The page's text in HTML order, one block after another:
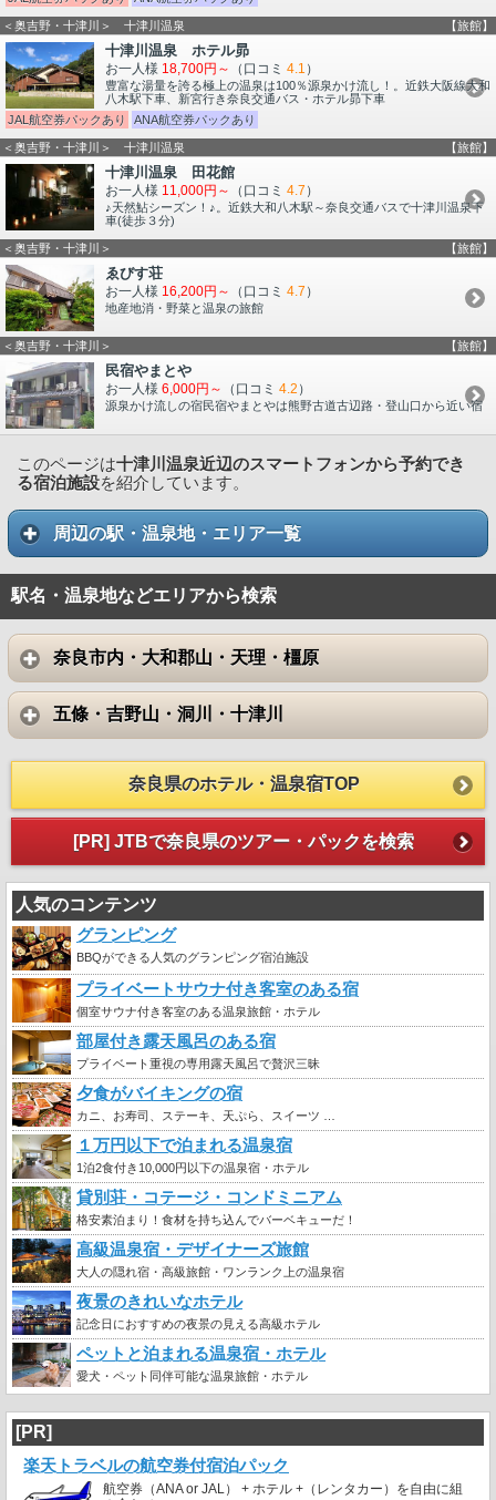
＜奥吉野・十津川＞ 十津川温泉 【旅館】
十津川温泉 ホテル昴
お一人様 18,700円～ （口コミ 4.1 ）
豊富な湯量を誇る極上の温泉は100％源泉かけ流し！。近鉄大阪線大和
八木駅下車、新宮行き奈良交通バス・ホテル昴下車
JAL航空券パックあり
ANA航空券パックあり
＜奥吉野・十津川＞ 十津川温泉 【旅館】
十津川温泉 田花館
お一人様 11,000円～ （口コミ 4.7 ）
♪天然鮎シーズン！♪。近鉄大和八木駅～奈良交通バスで十津川温泉下
車(徒歩３分)
＜奥吉野・十津川＞ 【旅館】
ゑびす荘
お一人様 16,200円～ （口コミ 4.7 ）
地産地消・野菜と温泉の旅館
＜奥吉野・十津川＞ 【旅館】
民宿やまとや
お一人様 6,000円～ （口コミ 4.2 ）
源泉かけ流しの宿民宿やまとやは熊野古道古辺路・登山口から近い宿
このページは十津川温泉近辺のスマートフォンから予約でき
る宿泊施設を紹介しています。
周辺の駅・温泉地・エリア一覧
駅名・温泉地などエリアから検索
奈良市内・大和郡山・天理・橿原
五條・吉野山・洞川・十津川
奈良県のホテル・温泉宿TOP
[PR] JTBで奈良県のツアー・パックを検索
人気のコンテンツ
グランピング
BBQができる人気のグランピング宿泊施設
プライベートサウナ付き客室のある宿
個室サウナ付き客室のある温泉旅館・ホテル
部屋付き露天風呂のある宿
プライベート重視の専用露天風呂で贅沢三昧
夕食がバイキングの宿
カニ、お寿司、ステーキ、天ぷら、スイーツ …
１万円以下で泊まれる温泉宿
1泊2食付き10,000円以下の温泉宿・ホテル
貸別荘・コテージ・コンドミニアム
格安素泊まり！食材を持ち込んでバーベキューだ！
高級温泉宿・デザイナーズ旅館
大人の隠れ宿・高級旅館・ワンランク上の温泉宿
夜景のきれいなホテル
記念日におすすめの夜景の見える高級ホテル
ペットと泊まれる温泉宿・ホテル
愛犬・ペット同伴可能な温泉旅館・ホテル
[PR]
楽天トラベルの航空券付宿泊パック
航空券（ANA or JAL） + ホテル +（レンタカー）を自由に組